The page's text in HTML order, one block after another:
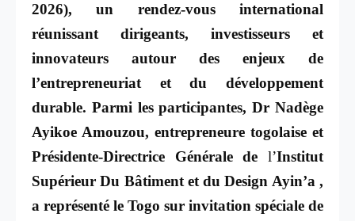
2026), un rendez-vous international
réunissant dirigeants, investisseurs et
innovateurs autour des enjeux de
l’entrepreneuriat et du développement
durable. Parmi les participantes, Dr Nadège
Ayikoe Amouzou, entrepreneure togolaise et
Présidente-Directrice Générale de l’Institut
Supérieur Du Bâtiment et du Design Ayin’a ,
a représenté le Togo sur invitation spéciale de